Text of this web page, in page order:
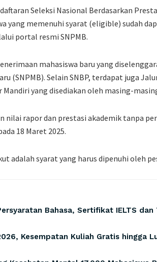
Seleksi Nasional Berdasarkan
yang memenuhi syarat (eligible) sudah
portal resmi SNPMB.
mahasiswa baru yang
(SNPMB). Selain SNBP, terdapat juga
Mandiri yang disediakan oleh masing-
nilai rapor dan prestasi akademik tanpa
18 Maret 2025.
adalah syarat yang harus dipenuhi oleh
Bahasa, Sertifikat IELTS dan
Kesempatan Kuliah Gratis hingga